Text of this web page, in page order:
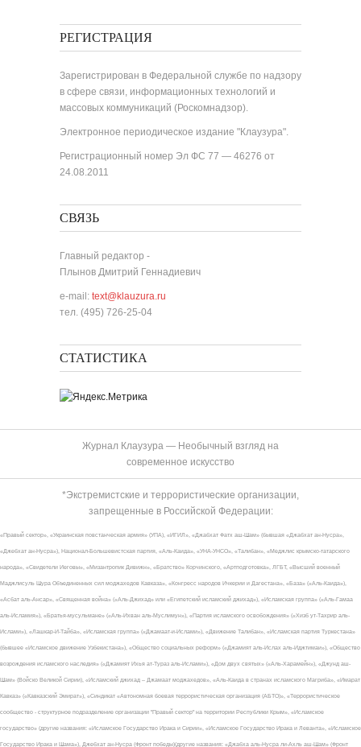
РЕГИСТРАЦИЯ
Зарегистрирован в Федеральной службе по надзору
в сфере связи, информационных технологий и
массовых коммуникаций (Роскомнадзор).
Электронное периодическое издание "Клаузура".
Регистрационный номер Эл ФС 77 — 46276 от
24.08.2011
СВЯЗЬ
Главный редактор -
Плынов Дмитрий Геннадиевич
e-mail: text@klauzura.ru
тел. (495) 726-25-04
СТАТИСТИКА
Журнал Клаузура — Необычный взгляд на
современное искусство
*Экстремистские и террористические организации,
запрещенные в Российской Федерации:
«Правый сектор», «Украинская повстанческая армия» (УПА), «ИГИЛ», «Джабхат Фатх аш-Шам» (бывшая «Джабхат ан-Нусра»,
«Джебхат ан-Нусра»), Национал-Большевистская партия, «Аль-Каида», «УНА-УНСО», «Талибан», «Меджлис крымско-татарского
народа», «Свидетели Иеговы», «Мизантропик Дивижн», «Братство» Корчинского, «Артподготовка», ЛГБТ, «Высший военный
Маджлисуль Шура Объединенных сил моджахедов Кавказа», «Конгресс народов Ичкерии и Дагестана», «База» («Аль-Каида»),
«Асбат аль-Ансар», «Священная война» («Аль-Джихад» или «Египетский исламский джихад»), «Исламская группа» («Аль-Гамаа
аль-Исламия»), «Братья-мусульмане» («Аль-Ихван аль-Муслимун»), «Партия исламского освобождения» («Хизб ут-Тахрир аль-
Ислами»), «Лашкар-И-Тайба», «Исламская группа» («Джамаат-и-Ислами»), «Движение Талибан», «Исламская партия Туркестана»
(бывшее «Исламское движение Узбекистана»), «Общество социальных реформ» («Джамият аль-Ислах аль-Иджтимаи»), «Общество
возрождения исламского наследия» («Джамият Ихья ат-Тураз аль-Ислами»), «Дом двух святых» («Аль-Харамейн»), «Джунд аш-
Шам» (Войско Великой Сирии), «Исламский джихад – Джамаат моджахедов», «Аль-Каида в странах исламского Магриба», «Имарат
Кавказ» («Кавказский Эмират»), «Синдикат «Автономная боевая террористическая организация (АБТО)», «Террористическое
сообщество - структурное подразделение организации "Правый сектор" на территории Республики Крым», «Исламское
государство» (другие названия: «Исламское Государство Ирака и Сирии», «Исламское Государство Ирака и Леванта», «Исламское
Государство Ирака и Шама»), Джебхат ан-Нусра (Фронт победы)(другие названия: «Джабха аль-Нусра ли-Ахль аш-Шам» (Фронт